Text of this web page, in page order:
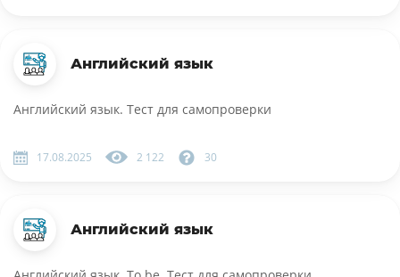
Английский язык
Английский язык. Тест для самопроверки
17.08.2025 2 122 30
Английский язык